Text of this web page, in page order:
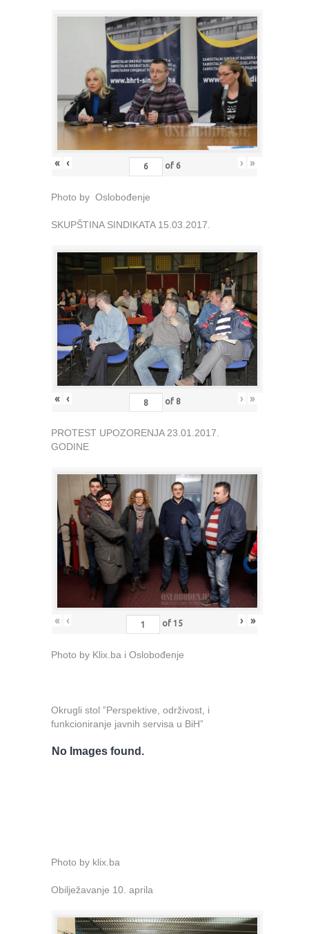
« ‹ of 6 › »
Photo by Oslobođenje
SKUPŠTINA SINDIKATA 15.03.2017.
« ‹ of 8 › »
PROTEST UPOZORENJA 23.01.2017.
GODINE
« ‹ of 15 › »
Photo by Klix.ba i Oslobođenje
Okrugli stol ”Perspektive, održivost, i
funkcioniranje javnih servisa u BiH”
No Images found.
Photo by klix.ba
Obilježavanje 10. aprila